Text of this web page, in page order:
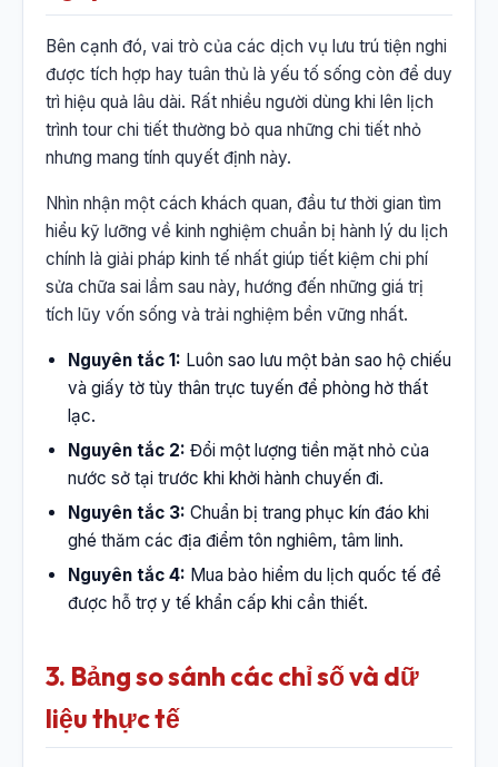
Bên cạnh đó, vai trò của các dịch vụ lưu trú tiện nghi
được tích hợp hay tuân thủ là yếu tố sống còn để duy
trì hiệu quả lâu dài. Rất nhiều người dùng khi lên lịch
trình tour chi tiết thường bỏ qua những chi tiết nhỏ
nhưng mang tính quyết định này.
Nhìn nhận một cách khách quan, đầu tư thời gian tìm
hiểu kỹ lưỡng về kinh nghiệm chuẩn bị hành lý du lịch
chính là giải pháp kinh tế nhất giúp tiết kiệm chi phí
sửa chữa sai lầm sau này, hướng đến những giá trị
tích lũy vốn sống và trải nghiệm bền vững nhất.
Nguyên tắc 1: Luôn sao lưu một bản sao hộ chiếu
và giấy tờ tùy thân trực tuyến để phòng hờ thất
lạc.
Nguyên tắc 2: Đổi một lượng tiền mặt nhỏ của
nước sở tại trước khi khởi hành chuyến đi.
Nguyên tắc 3: Chuẩn bị trang phục kín đáo khi
ghé thăm các địa điểm tôn nghiêm, tâm linh.
Nguyên tắc 4: Mua bảo hiểm du lịch quốc tế để
được hỗ trợ y tế khẩn cấp khi cần thiết.
3. Bảng so sánh các chỉ số và dữ
liệu thực tế